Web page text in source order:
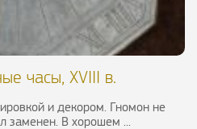
часы, XVIII в.
и декором. Гномон не
заменен. В хорошем ...